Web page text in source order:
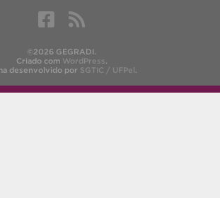
©2026 GEGRADI.
Criado com WordPress.
desenvolvido por SGTIC / UFPel .